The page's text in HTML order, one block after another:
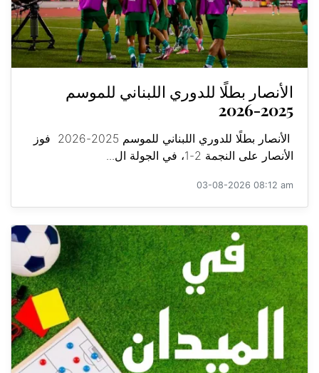
الأنصار بطلًا للدوري اللبناني للموسم
2025-2026
الأنصار بطلًا للدوري اللبناني للموسم 2025-2026 فوز
الأنصار على النجمة 2-1، في الجولة ال...
03-08-2026 08:12 am